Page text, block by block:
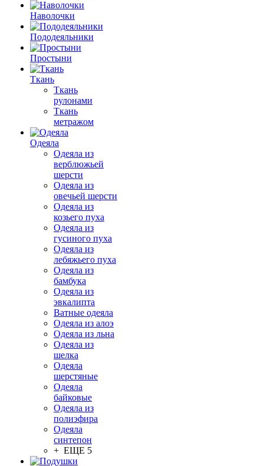
Наволочки
Пододеяльники
Простыни
Ткань
Ткань
рулонами
Ткань
метражом
Одеяла
Одеяла из
верблюжьей
шерсти
Одеяла из
овечьей шерсти
Одеяла из
козьего пуха
Одеяла из
гусиного пуха
Одеяла из
лебяжьего пуха
Одеяла из
бамбука
Одеяла из
эвкалипта
Ватные одеяла
Одеяла из алоэ
Одеяла из льна
Одеяла из
шелка
Одеяла
шерстяные
Одеяла
байковые
Одеяла из
полиэфира
Одеяла
синтепон
+ ЕЩЕ 5